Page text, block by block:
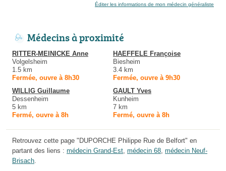
Éditer les informations de mon médecin généraliste
Médecins à proximité
RITTER-MEINICKE Anne
Volgelsheim
1.5 km
Fermée, ouvre à 8h30
HAEFFELE Françoise
Biesheim
3.4 km
Fermée, ouvre à 9h30
WILLIG Guillaume
Dessenheim
5 km
Fermé, ouvre à 8h
GAULT Yves
Kunheim
7 km
Fermé, ouvre à 8h
Retrouvez cette page "DUPORCHE Philippe Rue de Belfort" en
partant des liens : médecin Grand-Est, médecin 68, médecin Neuf-
Brisach.